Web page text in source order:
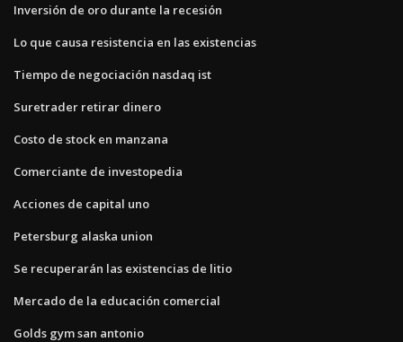
Inversión de oro durante la recesión
Lo que causa resistencia en las existencias
Tiempo de negociación nasdaq ist
Suretrader retirar dinero
Costo de stock en manzana
Comerciante de investopedia
Acciones de capital uno
Petersburg alaska union
Se recuperarán las existencias de litio
Mercado de la educación comercial
Golds gym san antonio